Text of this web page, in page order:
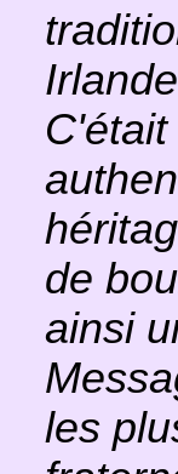
de
ainsi
les